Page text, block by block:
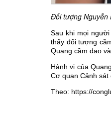
Đối tượng Nguyễn
Sau khi mọi
thấy đối tượng
Quang cầm dao
Hành vi của
Cơ quan Cảnh sát
Theo: https://